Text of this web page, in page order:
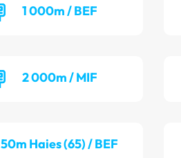
1 000m / BEF
2 000m / MIF
50m Haies (65) / BEF